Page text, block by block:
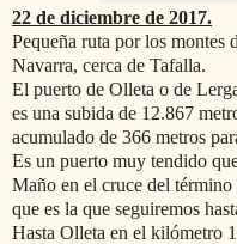
22 de diciembre de 2017.
Pequeña ruta por los montes
Navarra, cerca de Tafalla.
El puerto de Olleta o de
es una subida de 12.867
acumulado de 366 metros
Es un puerto muy tendido
Maño en el cruce del
que es la que seguiremos
Hasta Olleta en el kilómetro